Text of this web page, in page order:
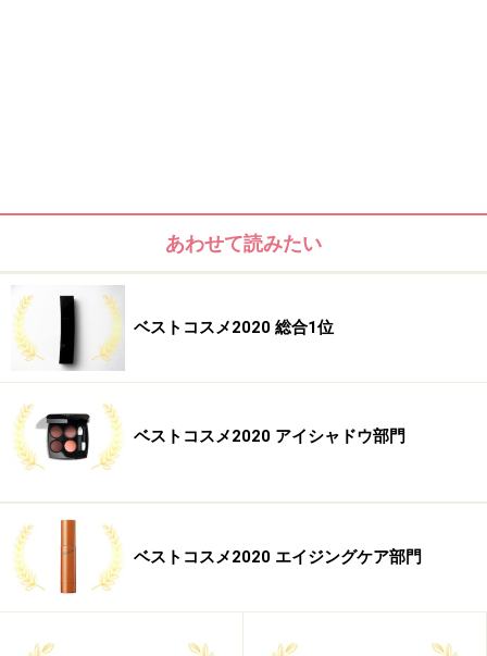
トコンドリアの状態を向上させてくれるイメージ。肌全
体のクオリティが上がります。
【本当に売れています！】コスメデコルテ PR 吉成里沙
さん
あわせて読みたい
ベストコスメ2020 総合1位
ベストコスメ2020 アイシャドウ部門
ベストコスメ2020 エイジングケア部門